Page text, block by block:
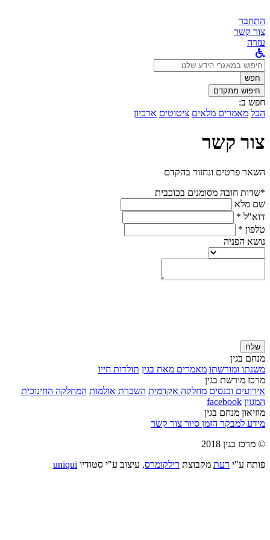
התחבר
צור קשר
עזרה
לחפש
ב:חפש
חיפוש מתקדם
חפש ב:
הכל מאמרים מלאים ציטוטים ארכיון
צור קשר
השאר פרטים ונחזור בהקדם
*שדות חובה מסומנים בכוכבית
שם מלא
דוא"ל *
טלפון *
נושא הפניה
שלח
מנחם בגין
משנתו ומורשתו מאמרים מאת בגין תולדות חייו
מרכז מורשת בגין
אירועים וכנסים מחלקה אקדמית השכרת אולמות המחלקה החינוכית
המגזין facebook
מוזיאון מנחם בגין
מידע למבקר הזמן סיור צור קשר
© מרכז בגין 2018
פותח ע"י דעת מקבוצת רילקומרס, עיצוב ע"י סטודיו uniqui